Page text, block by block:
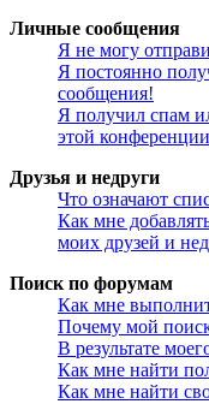
Личные сообщения
Я не могу
Я постоянно
сообщения!
Я получил спам
этой
Друзья и недруги
Что означают
Как мне
моих друзей и
Поиск по форумам
Как мне
Почему мой поиск
В результате
Как мне найти
Как мне найти